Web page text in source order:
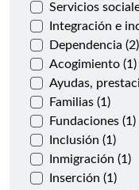
Servicios
Integración e
Dependencia (2)
Acogimiento (1)
Ayudas,
Familias (1)
Fundaciones (1)
Inclusión (1)
Inmigración (1)
Inserción (1)